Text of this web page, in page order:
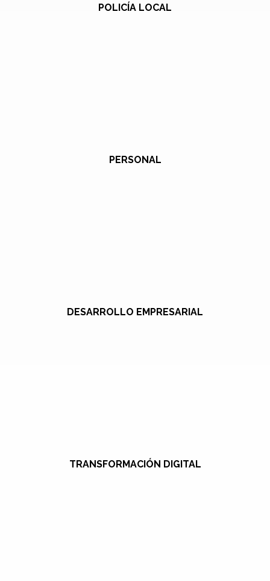
POLICÍA LOCAL
PERSONAL
DESARROLLO EMPRESARIAL
TRANSFORMACIÓN DIGITAL